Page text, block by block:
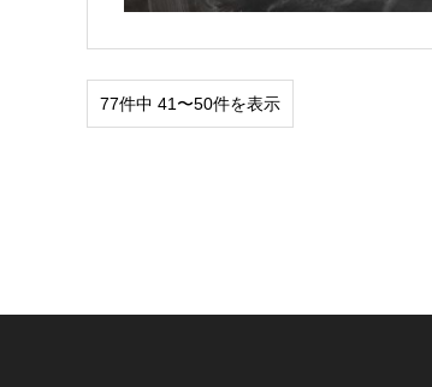
77件中 41〜50件を表示